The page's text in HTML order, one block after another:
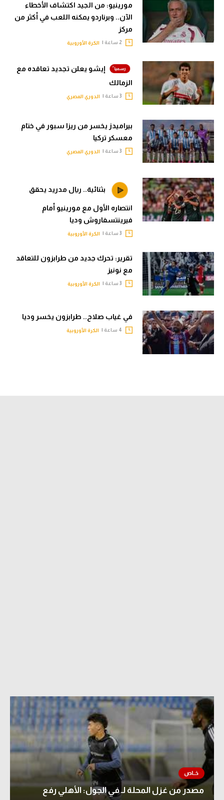
مورينيو: من الجيد اكتشاف الأخطاء
الآن.. وبرناردو يمكنه اللعب في أكثر من
مركز
الكرة الأوروبية
إيشو يعلن تجديد تعاقده مع
الزمالك
الدوري المصري
بيراميدز يخسر من ريزا سبور في ختام
معسكر تركيا
الدوري المصري
بثنائية.. ريال مدريد يحقق
انتصاره الأول مع مورينيو أمام
فيرينتسفاروش وديا
الكرة الأوروبية
تقرير: تحرك جديد من طرابزون للتعاقد
مع نونيز
الكرة الأوروبية
في غياب صلاح.. طرابزون يخسر وديا
الكرة الأوروبية
مصدر من غزل المحلة لـ في الجول: الأهلي رفع